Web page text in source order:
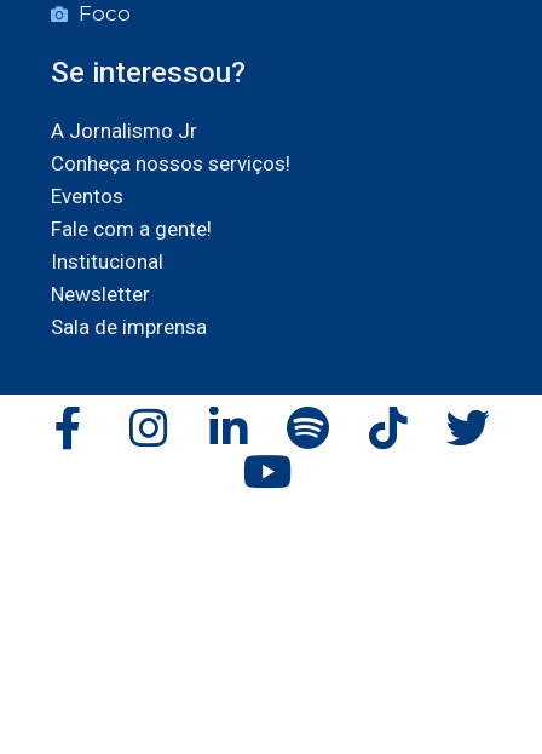
Foco
Se interessou?
A Jornalismo Jr
Conheça nossos serviços!
Eventos
Fale com a gente!
Institucional
Newsletter
Sala de imprensa